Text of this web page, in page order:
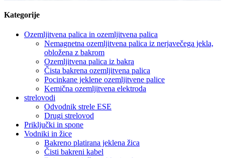
Kategorije
Ozemljitvena palica in ozemljitvena palica
Nemagnetna ozemljitvena palica iz nerjavečega jekla,
obložena z bakrom
Ozemljitvena palica iz bakra
Čista bakrena ozemljitvena palica
Pocinkane jeklene ozemljitvene palice
Kemična ozemljitvena elektroda
strelovodi
Odvodnik strele ESE
Drugi strelovod
Priključki in spone
Vodniki in žice
Bakreno platirana jeklena žica
Čisti bakreni kabel